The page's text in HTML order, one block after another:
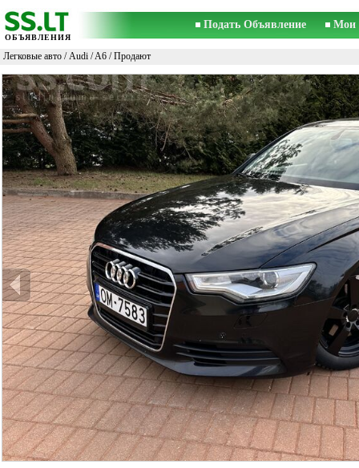
ОБЪЯВЛЕНИЯ
Подать Объявление Мои
Легковые авто /Audi /A6 / Продают